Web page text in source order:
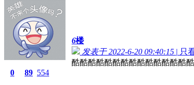
0 89 554
6楼
发表于 2022-6-20 09:40:15 | 只
酷酷酷酷酷酷酷酷酷酷酷酷酷酷酷